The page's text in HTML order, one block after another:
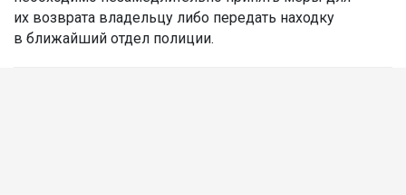
их возврата владельцу либо передать находку
в ближайший отдел полиции.